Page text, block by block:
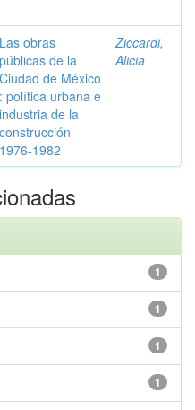
Las obras
públicas de la
Ciudad de México
: política urbana e
industria de la
construcción
1976-1982
Ziccardi,
Alicia
1
1
1
1